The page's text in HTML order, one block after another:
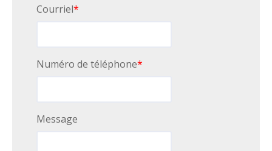
Courriel*
Numéro de téléphone*
Message